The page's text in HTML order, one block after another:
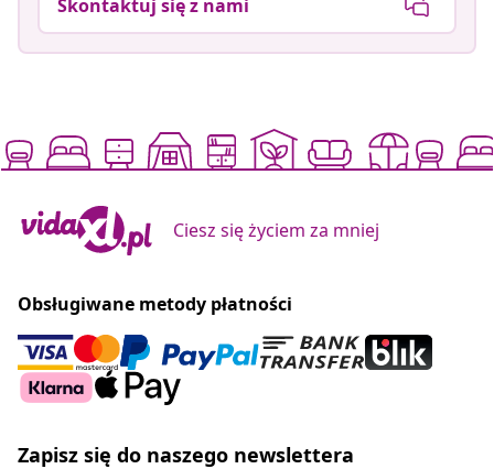
Skontaktuj się z nami
Ciesz się życiem za mniej
Obsługiwane metody płatności
Zapisz się do naszego newslettera